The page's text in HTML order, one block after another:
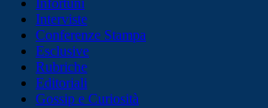
Infortuni
Interviste
Conferenze Stampa
Esclusive
Rubriche
Editoriali
Gossip e Curiosità